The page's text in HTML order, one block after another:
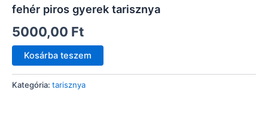
fehér piros gyerek tarisznya
5000,00 Ft
Kosárba teszem
Kategória: tarisznya